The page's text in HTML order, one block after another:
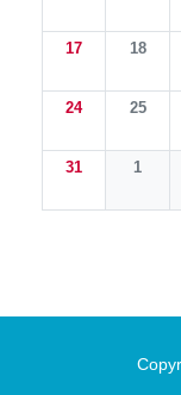
17 18
24 25
31 1